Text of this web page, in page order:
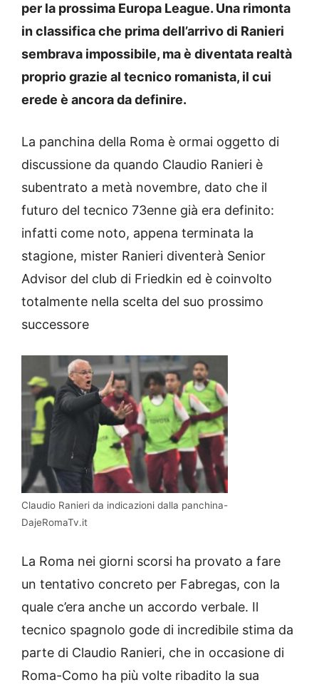
per la prossima Europa League. Una rimonta
in classifica che prima dell’arrivo di Ranieri
sembrava impossibile, ma è diventata realtà
proprio grazie al tecnico romanista, il cui
erede è ancora da definire.
La panchina della Roma è ormai oggetto di
discussione da quando Claudio Ranieri è
subentrato a metà novembre, dato che il
futuro del tecnico 73enne già era definito:
infatti come noto, appena terminata la
stagione, mister Ranieri diventerà Senior
Advisor del club di Friedkin ed è coinvolto
totalmente nella scelta del suo prossimo
successore
Claudio Ranieri da indicazioni dalla panchina-
DajeRomaTv.it
La Roma nei giorni scorsi ha provato a fare
un tentativo concreto per Fabregas, con la
quale c’era anche un accordo verbale. Il
tecnico spagnolo gode di incredibile stima da
parte di Claudio Ranieri, che in occasione di
Roma-Como ha più volte ribadito la sua